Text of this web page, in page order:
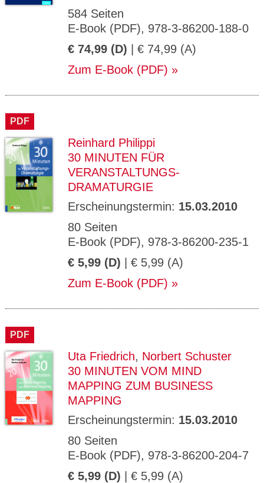
584 Seiten
E-Book (PDF), 978-3-86200-188-0
€ 74,99 (D) | € 74,99 (A)
Zum E-Book (PDF)
PDF
Reinhard Philippi
30 MINUTEN FÜR
VERANSTALTUNGS-
DRAMATURGIE
Erscheinungstermin: 15.03.2010
80 Seiten
E-Book (PDF), 978-3-86200-235-1
€ 5,99 (D) | € 5,99 (A)
Zum E-Book (PDF)
PDF
Uta Friedrich, Norbert Schuster
30 MINUTEN VOM MIND
MAPPING ZUM BUSINESS
MAPPING
Erscheinungstermin: 15.03.2010
80 Seiten
E-Book (PDF), 978-3-86200-204-7
€ 5,99 (D) | € 5,99 (A)